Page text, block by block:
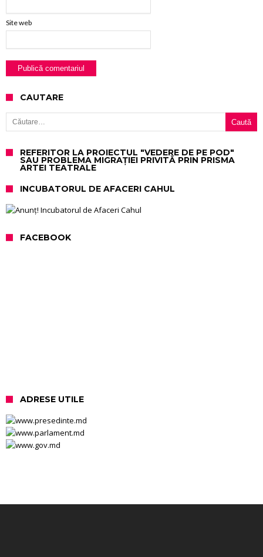
Site web
CAUTARE
Caută după:
REFERITOR LA PROIECTUL "VEDERE DE PE POD"
SAU PROBLEMA MIGRAȚIEI PRIVITĂ PRIN PRISMA
ARTEI TEATRALE
INCUBATORUL DE AFACERI CAHUL
FACEBOOK
ADRESE UTILE